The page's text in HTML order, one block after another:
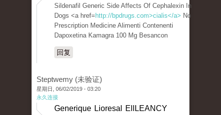
Sildenafil Generic Side Affects Of Cephalexin In
Dogs <a href= http://bpdrugs.com>cialis</a> No
Prescription Medicine Alimenti Contenenti
Dapoxetina Kamagra 100 Mg Besancon
回复
Steptwemy (未验证)
星期日, 06/02/2019 - 03:20
永久连接
Generique Lioresal EllLEANCY